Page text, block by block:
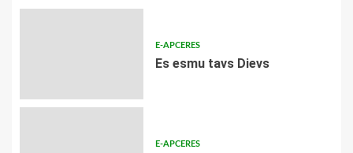
E-APCERES
Es esmu tavs Dievs
E-APCERES